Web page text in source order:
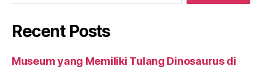
Recent Posts
Museum yang Memiliki Tulang Dinosaurus di